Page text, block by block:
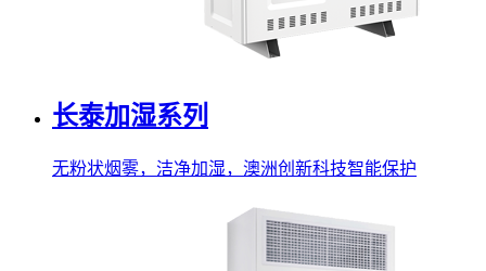
长泰加湿系列
无粉状烟雾，洁净加湿，澳洲创新科技智能保护